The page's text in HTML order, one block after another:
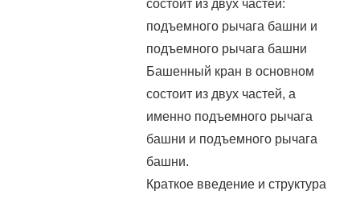
состоит из двух частей:
подъемного рычага башни и
подъемного рычага башни
Башенный кран в основном
состоит из двух частей, а
именно подъемного рычага
башни и подъемного рычага
башни.
Краткое введение и структура